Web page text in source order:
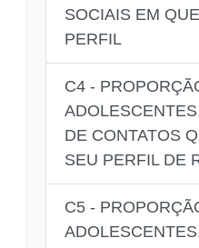
SOCIAIS EM
PERFIL
C4 -
DE CONTATOS
SEU PERFIL DE
C5 -